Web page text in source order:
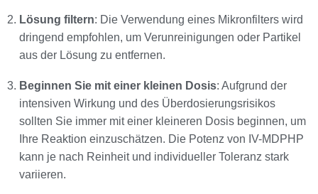
Lösung filtern: Die Verwendung eines Mikronfilters wird
dringend empfohlen, um Verunreinigungen oder Partikel
aus der Lösung zu entfernen.
Beginnen Sie mit einer kleinen Dosis: Aufgrund der
intensiven Wirkung und des Überdosierungsrisikos
sollten Sie immer mit einer kleineren Dosis beginnen, um
Ihre Reaktion einzuschätzen. Die Potenz von IV-MDPHP
kann je nach Reinheit und individueller Toleranz stark
variieren.